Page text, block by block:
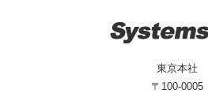
東京本社
〒100-0005